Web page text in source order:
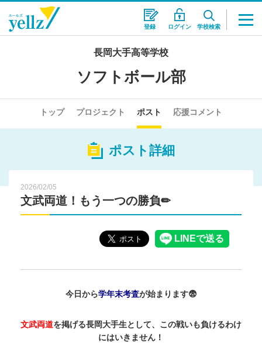
登録 ログイン 学校検索
長岡大手高等学校
ソフトボール部
トップ プロジェクト ポスト 応援コメント
ポスト詳細
2026/02/05
文武両道！もう一つの勝負✏
今日から学年末考査が始まります😨
文武両道を掲げる長岡大手生として、この戦いも負けるわけ
にはいきません！